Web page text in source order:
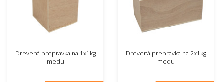
Drevená prepravka na 1x1kg
medu
Drevená prepravka na 2x1kg
medu